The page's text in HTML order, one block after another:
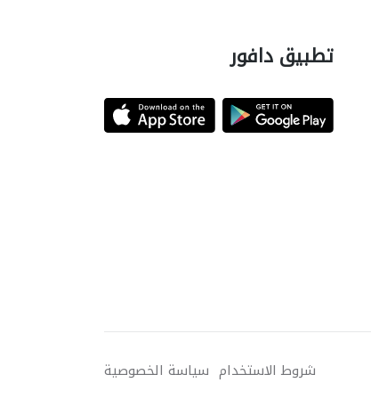
تطبيق دافور
شروط الاستخدام سياسة الخصوصية